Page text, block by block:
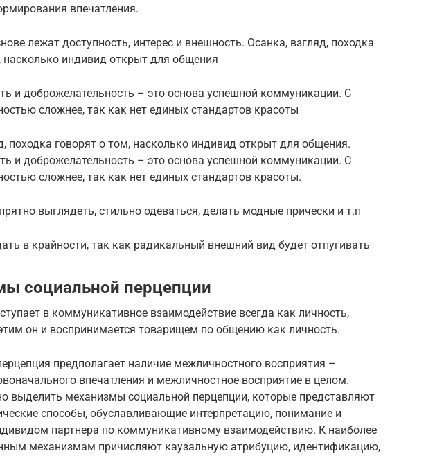
впечатления.
лежат доступность, интерес и внешность. Осанка, взгляд, походка
насколько индивид открыт для общения
и доброжелательность – это основа успешной коммуникации. С
сложнее, так как нет единых стандартов красоты
походка говорят о том, насколько индивид открыт для общения.
и доброжелательность – это основа успешной коммуникации. С
сложнее, так как нет единых стандартов красоты.
выглядеть, стильно одеваться, делать модные прически и т.п
в крайности, так как радикальный внешний вид будет отпугивать
социальной перцепции
в коммуникативное взаимодействие всегда как личность,
он и воспринимается товарищем по общению как личность.
предполагает наличие межличностного восприятия –
впечатления и межличностное восприятие в целом.
выделить механизмы социальной перцепции, которые представляют
способы, обуславливающие интерпретацию, понимание и
партнера по коммуникативному взаимодействию. К наиболее
механизмам причисляют каузальную атрибуцию, идентификацию,